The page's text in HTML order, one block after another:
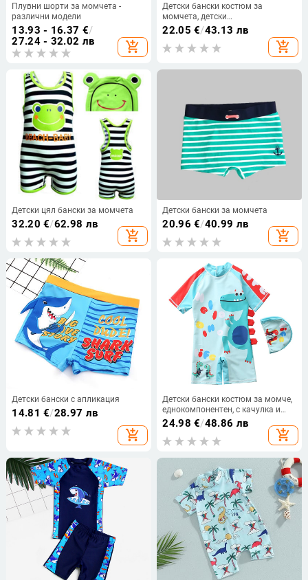
Плувни шорти за момчета -
различни модели
13.93 - 16.37 €/
27.24 - 32.02 лв
add_shopping_cart
Детски бански костюм за
момчета, детски
еднокомпонентни, малки и
средни, детски, анимационни,
сладки, за плуване
22.05 €/43.13 лв
add_shopping_cart
Детски цял бански за момчета
32.20 €/62.98 лв
add_shopping_cart
Детски бански за момчета
20.96 €/40.99 лв
add_shopping_cart
Детски бански с апликация
14.81 €/28.97 лв
add_shopping_cart
Детски бански костюм за момче,
еднокомпонентен, с качулка и
анимационен филм, голям,
среден и малък детски плажен
бански с дълъг ръкав,
24.98 €/48.86 лв
add_shopping_cart